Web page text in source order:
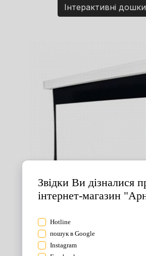
Інтерактивні дошки